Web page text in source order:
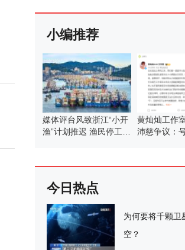
小编推荐
媒体评台风致浙江“小开
渔”计划推迟 渔民停工待
黄灿灿工作
沛慈争议：
今日热点
为何要将千颗卫
空？